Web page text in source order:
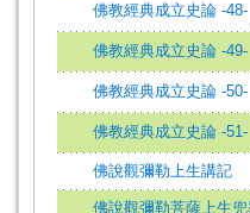
佛教經典成立史論 -48-
佛教經典成立史論 -49-
佛教經典成立史論 -50-
佛教經典成立史論 -51-
佛說觀彌勒上生講記
佛說觀彌勒菩薩上生